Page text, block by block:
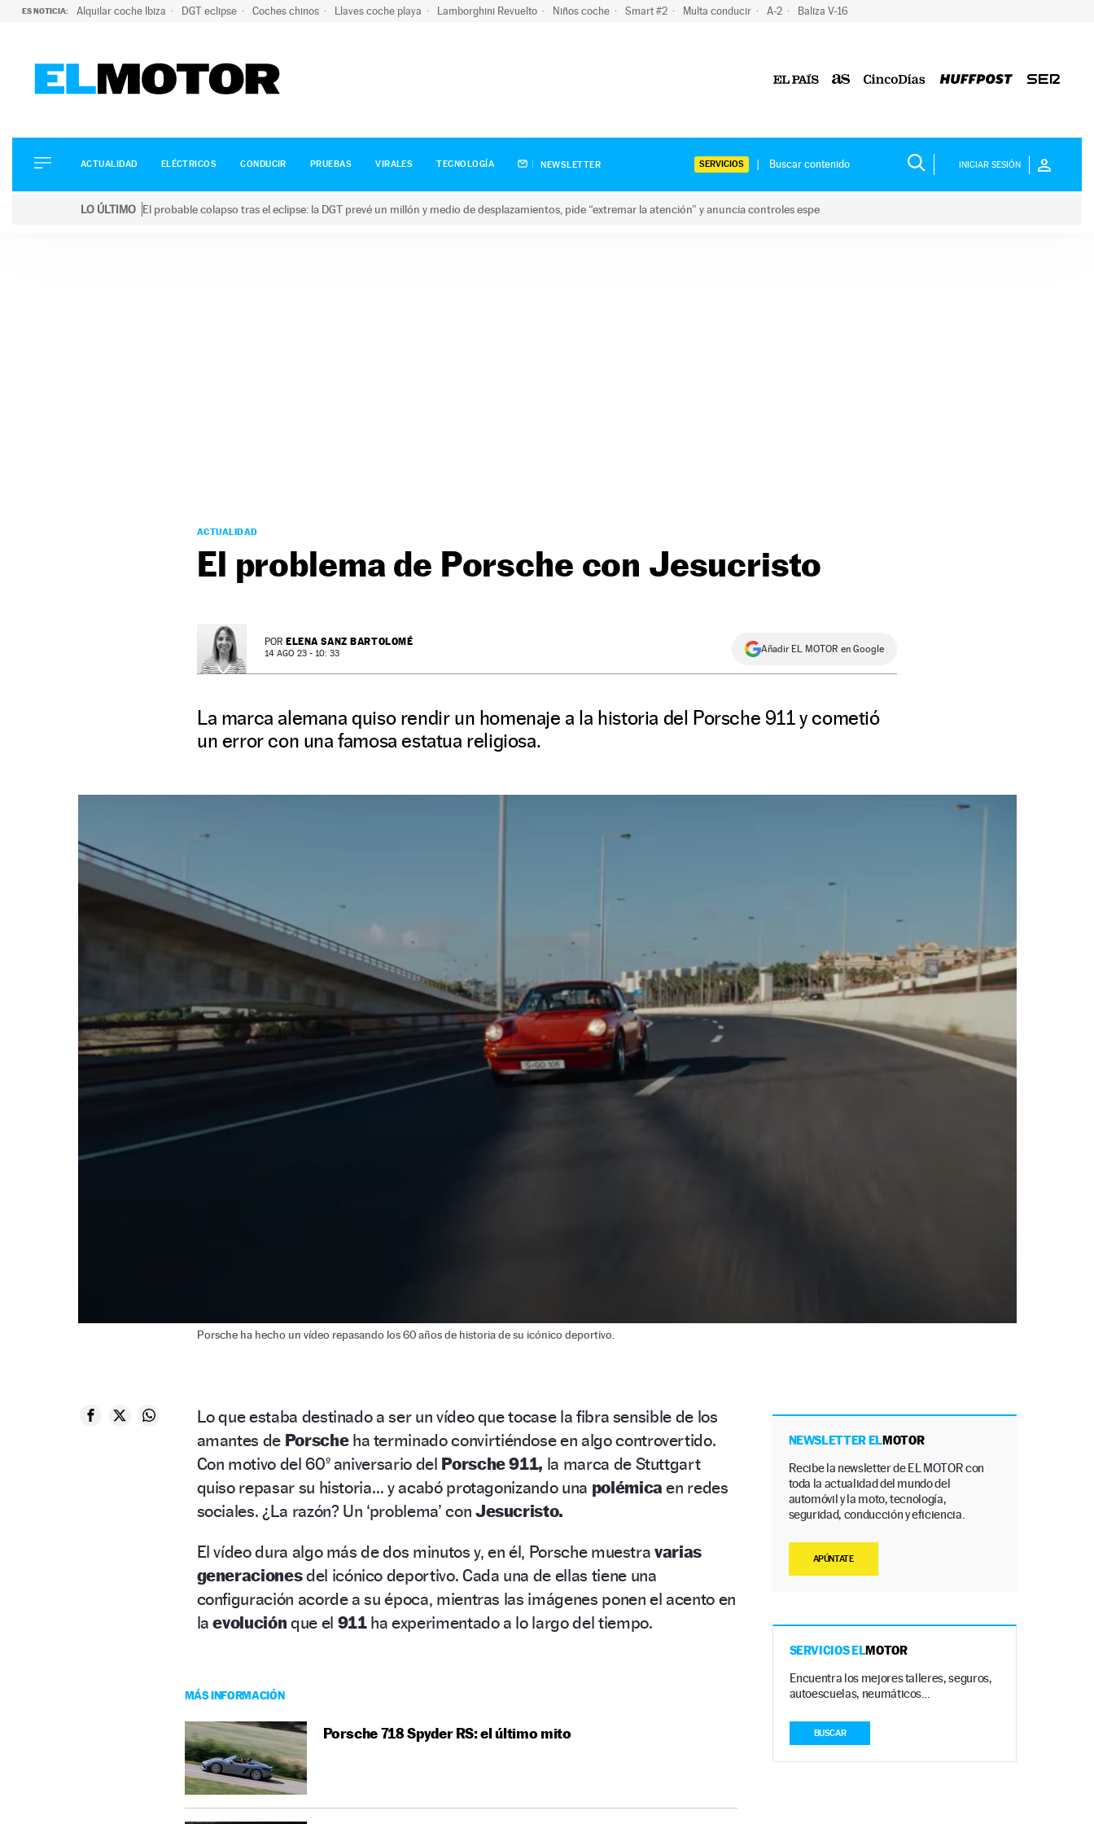
ES NOTICIA: Alquilar coche Ibiza DGT eclipse Coches chinos Llaves coche playa Lamborghini Revuelto Niños coche Smart #2 Multa conducir A-2 Baliza V-16
ELÉCTRICOS
CONDUCIR
ACTUALIDAD ELÉCTRICOS CONDUCIR PRUEBAS VIRALES TECNOLOGÍA NEWSLETTER SERVICIOS INICIAR SESIÓN
LO ÚLTIMO El probable colapso tras el eclipse: la DGT prevé un millón y medio de desplazamientos, pide “extremar la atención” y anuncia controles espe
ACTUALIDAD
El problema de Porsche con Jesucristo
POR ELENA SANZ BARTOLOMÉ
14 AGO 23 - 10: 33 Añadir EL MOTOR en Google
La marca alemana quiso rendir un homenaje a la historia del Porsche 911 y cometió
un error con una famosa estatua religiosa.
Porsche ha hecho un vídeo repasando los 60 años de historia de su icónico deportivo.
Lo que estaba destinado a ser un vídeo que tocase la fibra sensible de los
amantes de Porscheha terminado convirtiéndose en algo controvertido.
Con motivo del 60º aniversario del Porsche 911, la marca de Stuttgart
quiso repasar su historia… y acabó protagonizando una polémicaen redes
sociales. ¿La razón? Un ‘problema’ con Jesucristo.
El vídeo dura algo más de dos minutos y, en él, Porsche muestravarias
generacionesdel icónico deportivo. Cada una de ellas tiene una
configuración acorde a su época, mientras las imágenes ponen el acento en
laevolución que el 911 ha experimentado a lo largo del tiempo.
MÁS INFORMACIÓN
Porsche 718 Spyder RS: el último mito
NEWSLETTER ELMOTOR
Recibe la newsletter de EL MOTOR con
toda la actualidad del mundo del
automóvil y la moto, tecnología,
seguridad, conducción y eficiencia.
APÚNTATE
SERVICIOS ELMOTOR
Encuentra los mejores talleres, seguros,
autoescuelas, neumáticos…
BUSCAR